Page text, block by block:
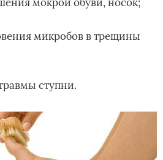
микробов в трещины
ступни.